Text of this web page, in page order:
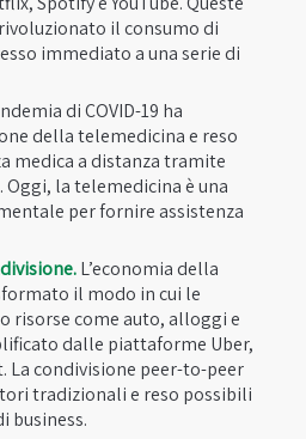
il consumo di
immediato a una serie di
di COVID-19 ha
della telemedicina e reso
medica a distanza tramite
la telemedicina è una
per fornire assistenza
L’economia della
il modo in cui le
risorse come auto, alloggi e
dalle piattaforme Uber,
La condivisione peer-to-peer
tradizionali e reso possibili
business.